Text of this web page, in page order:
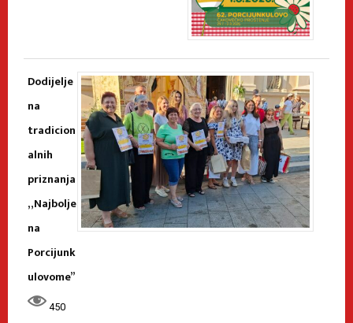
Dodijelje
na
tradicion
alnih
priznanja
„Najbolje
na
Porcijunk
ulovome”
450